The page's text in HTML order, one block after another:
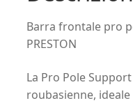
Barra frontale pro
PRESTON
La Pro Pole
roubasienne,